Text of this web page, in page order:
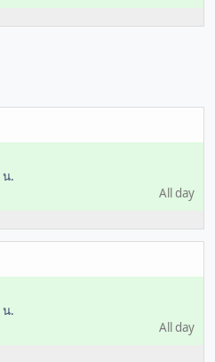
น.
All day
น.
All day